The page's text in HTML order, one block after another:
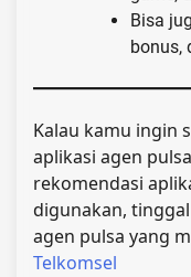
Bisa
bonus,
Kalau kamu ingin
aplikasi agen
rekomendasi
digunakan,
agen pulsa yang
Telkomsel